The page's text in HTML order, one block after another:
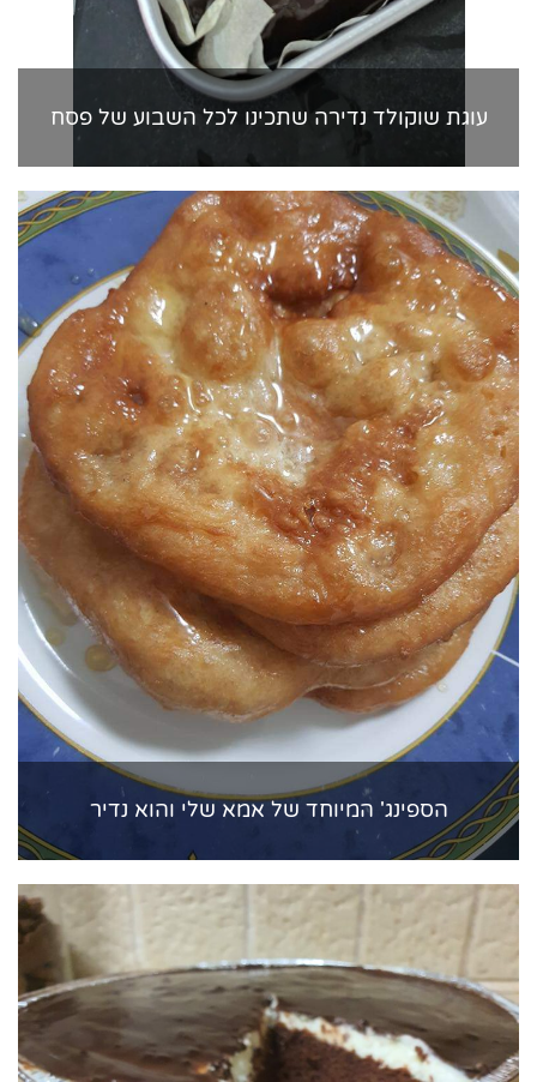
עוגת שוקולד נדירה שתכינו לכל השבוע של פסח
הספינג' המיוחד של אמא שלי והוא נדיר